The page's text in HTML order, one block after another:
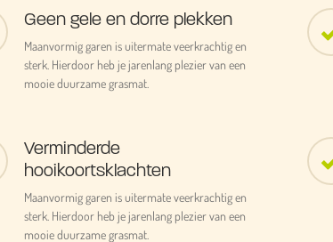
Geen gele en dorre plekken
Maanvormig garen is uitermate veerkrachtig en
sterk. Hierdoor heb je jarenlang plezier van een
mooie duurzame grasmat.
Verminderde
hooikoortsklachten
Maanvormig garen is uitermate veerkrachtig en
sterk. Hierdoor heb je jarenlang plezier van een
mooie duurzame grasmat.